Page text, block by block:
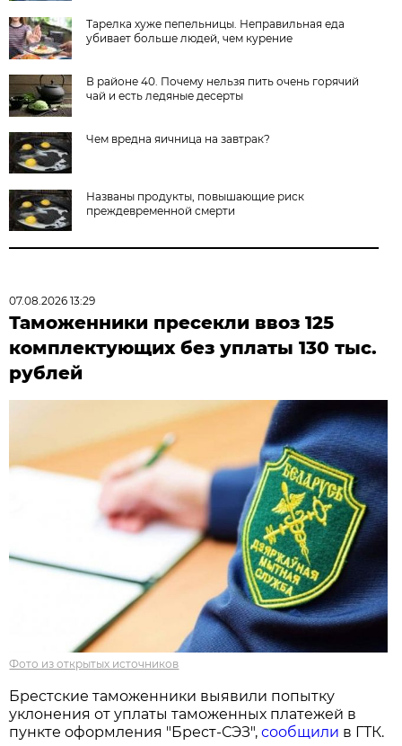
Тарелка хуже пепельницы. Неправильная еда
убивает больше людей, чем курение
В районе 40. Почему нельзя пить очень горячий
чай и есть ледяные десерты
Чем вредна яичница на завтрак?
Названы продукты, повышающие риск
преждевременной смерти
07.08.2026 13:29
Таможенники пресекли ввоз 125
комплектующих без уплаты 130 тыс.
рублей
Фото из открытых источников
Брестские таможенники выявили попытку
уклонения от уплаты таможенных платежей в
пункте оформления "Брест-СЭЗ",сообщили в ГТК.